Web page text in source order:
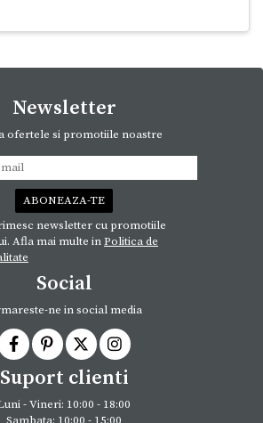
Newsletter
ofertele si promotiile noastre
newsletter cu promotiile
Afla mai multe inPolitica de
Social
ne in social media
Suport clienti
- Vineri: 10:00 - 18:00